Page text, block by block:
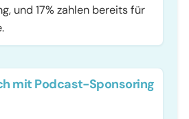
und 17% zahlen bereits für
mit Podcast-Sponsoring